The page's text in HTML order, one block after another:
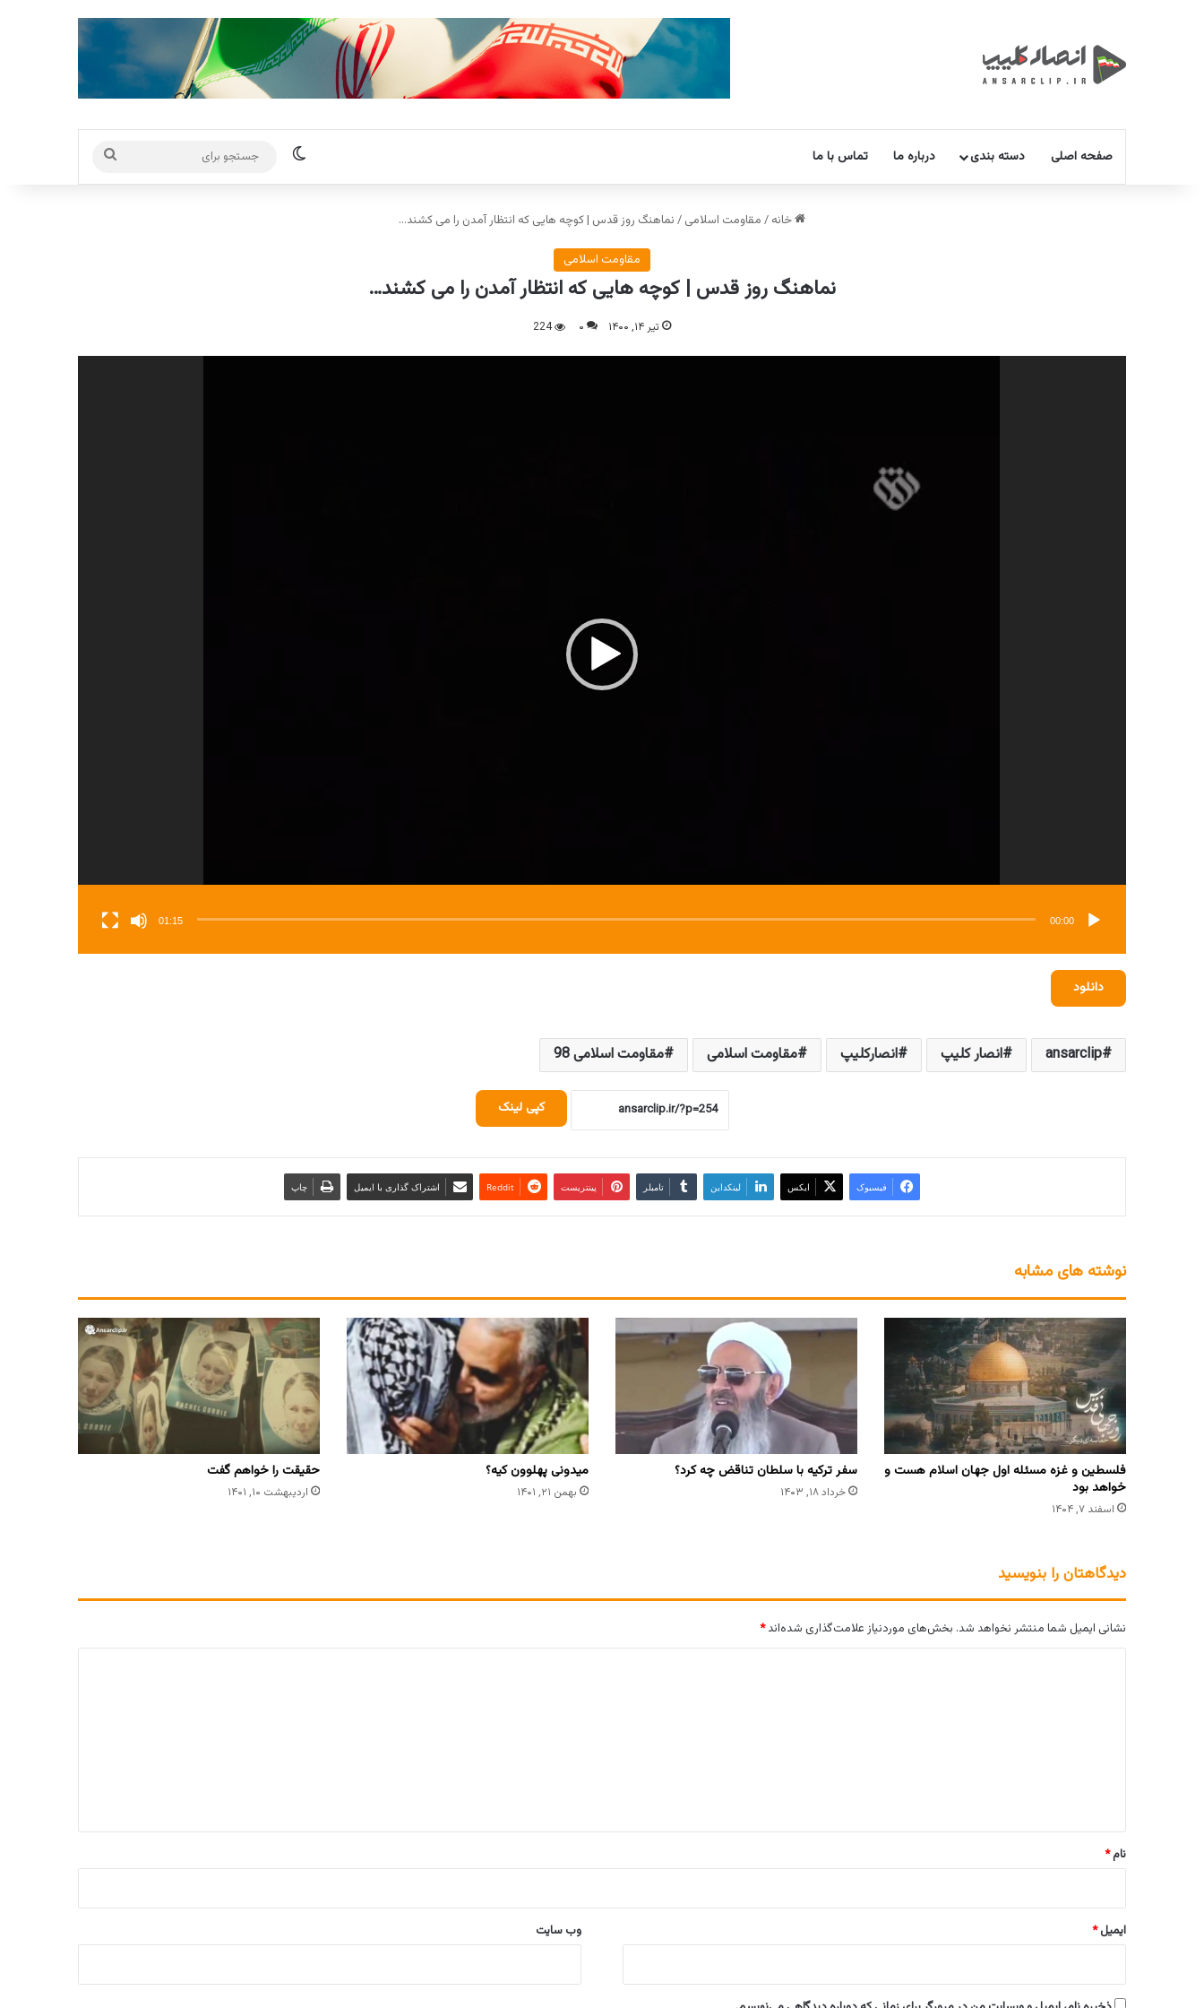
صفحه اصلی دسته بندی درباره ما تماس با ما تغییر پوسته
برای
خانه / مقاومت اسلامی / نماهنگ روز قدس | کوچه هایی که انتظار آمدن را می کشند…
مقاومت اسلامی
نماهنگ روز قدس | کوچه هایی که انتظار آمدن را می کشند…
تیر ۱۴, ۱۴۰۰ ۰ 224
نمایشگر
00:00
01:15
دانلود
ansarclip انصار کلیپ انصارکلیپ مقاومت اسلامی مقاومت اسلامی 98
کپی لینک
فیسبوک ایکس لینکداین تامبلر پینتریست Reddit اشتراک گذاری با ایمیل چاپ
نوشته های مشابه
فلسطین و غزه مسئله اول جهان اسلام هست و
خواهد بود
اسفند ۷, ۱۴۰۴
سفر ترکیه با سلطان تناقض چه کرد؟
خرداد ۱۸, ۱۴۰۳
میدونی پهلوون کیه؟
بهمن ۲۱, ۱۴۰۱
حقیقت را خواهم گفت
اردیبهشت ۱۰, ۱۴۰۱
دیدگاهتان را بنویسید
نشانی ایمیل شما منتشر نخواهد شد. بخش‌های موردنیاز علامت‌گذاری شده‌اند*
نام*
ایمیل* وب‌ سایت